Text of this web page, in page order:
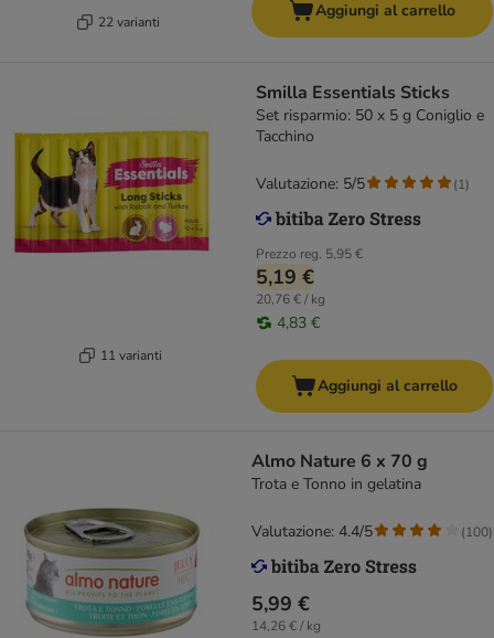
22 varianti
Aggiungi al carrello
11 varianti
Smilla Essentials Sticks
Set risparmio: 50 x 5 g Coniglio e
Tacchino
Prezzo reg. 5,95 €
5,19 €
20,76 € / kg
4,83 €
Valutazione: 5/5 (1)
Aggiungi al carrello
Almo Nature 6 x 70 g
Trota e Tonno in gelatina
5,99 €
14,26 € / kg
Valutazione: 4.4/5 (100)